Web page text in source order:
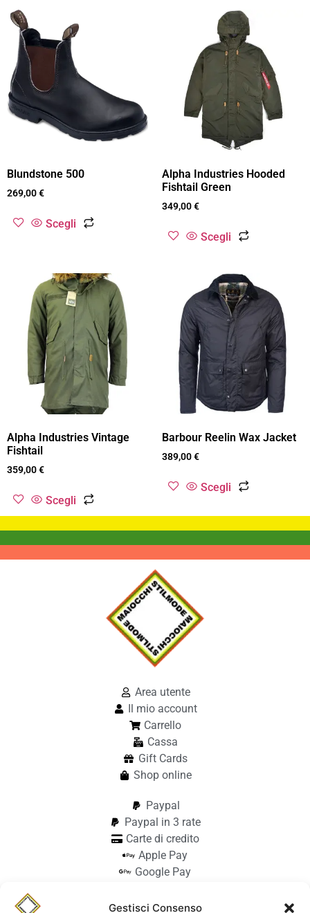
Gestisci Consenso
Blundstone 500
269,00€
Scegli
Alpha Industries Hooded
Fishtail Green
349,00€
Scegli
Alpha Industries Vintage
Fishtail
359,00€
Scegli
Barbour Reelin Wax Jacket
389,00€
Scegli
Area utente
Il mio account
Carrello
Cassa
Gift Cards
Shop online
Paypal
Paypal in 3 rate
Carte di credito
Apple Pay
Google Pay
Pagamento alla consegna